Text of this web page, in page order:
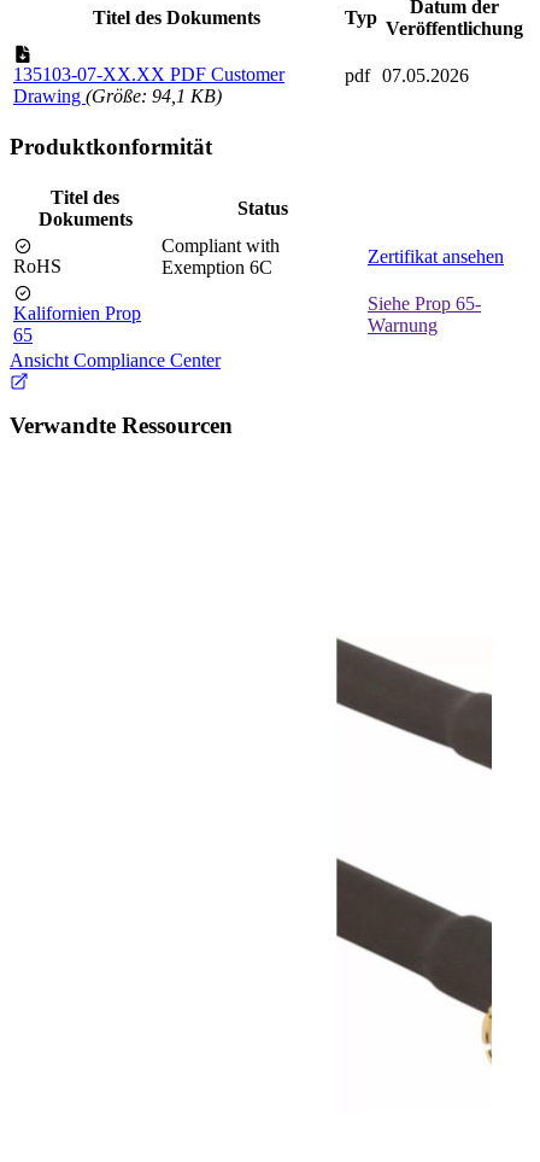
Titel des Dokuments Typ
Datum der
Veröffentlichung
135103-07-XX.XX PDF Customer
Drawing (Größe: 94,1 KB)
pdf 07.05.2026
Produktkonformität
Titel des
Dokuments
Status
RoHS
Compliant with
Exemption 6C
Zertifikat ansehen
Kalifornien Prop
65
Siehe Prop 65-
Warnung
Ansicht Compliance Center
Verwandte Ressourcen